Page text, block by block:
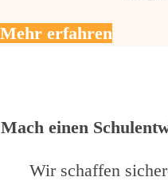
Mehr erfahren
Mach einen
Wir schaffen